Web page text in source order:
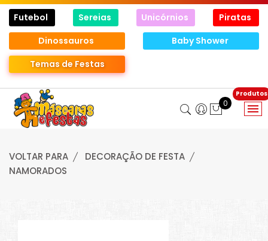
Futebol Sereias Unicórnios
Piratas
Dinossauros
Baby Shower
Temas de Festas
0
VOLTAR PARA
DECORAÇÃO DE FESTA
NAMORADOS